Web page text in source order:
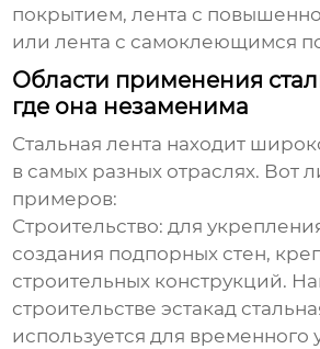
покрытием, лента с
или лента с самоклеющимся
Области применения
где она незаменима
Стальная лента находит
в самых разных отраслях. Вот
примеров:
Строительство: для
создания подпорных стен,
строительных конструкций.
строительстве эстакад
используется для временного